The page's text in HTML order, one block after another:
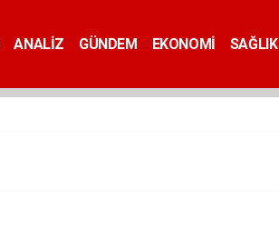
ANALİZ GÜNDEM EKONOMİ SAĞLIK